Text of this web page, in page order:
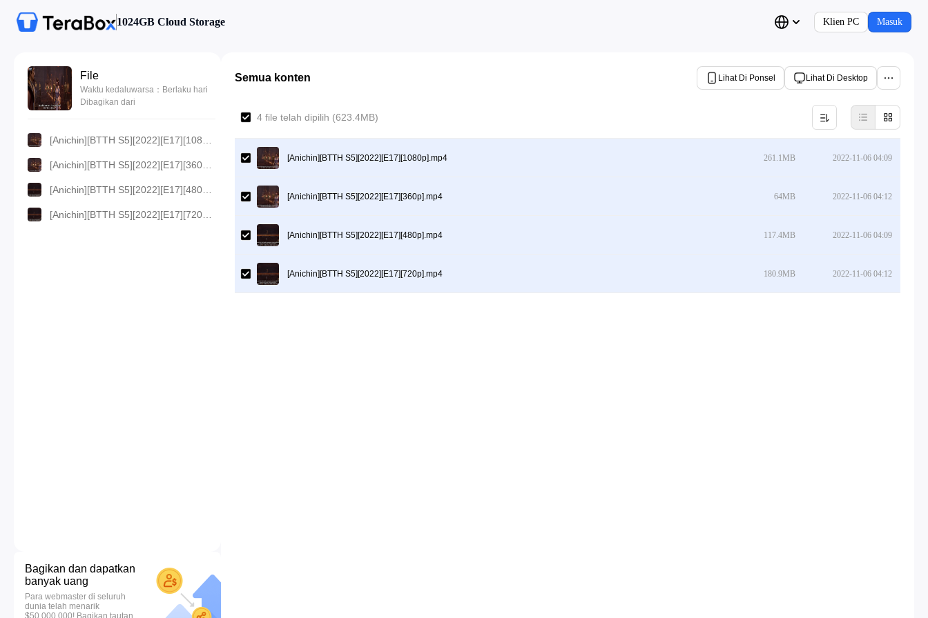
1024GB Cloud Storage Klien PC Masuk
File
Waktu kedaluwarsa：Berlaku hari
Dibagikan dari
Bagikan dan dapatkan
banyak uang
Para webmaster di seluruh
dunia telah menarik
$50.000.000! Bagikan tautan
Semua konten Lihat Di Ponsel Lihat Di Desktop
4 file telah dipilih (623.4MB)
[Anichin][BTTH S5][2022][E17][1080p].mp4 261.1MB 2022-11-06 04:09
[Anichin][BTTH S5][2022][E17][360p].mp4 64MB 2022-11-06 04:12
[Anichin][BTTH S5][2022][E17][480p].mp4 117.4MB 2022-11-06 04:09
[Anichin][BTTH S5][2022][E17][720p].mp4 180.9MB 2022-11-06 04:12